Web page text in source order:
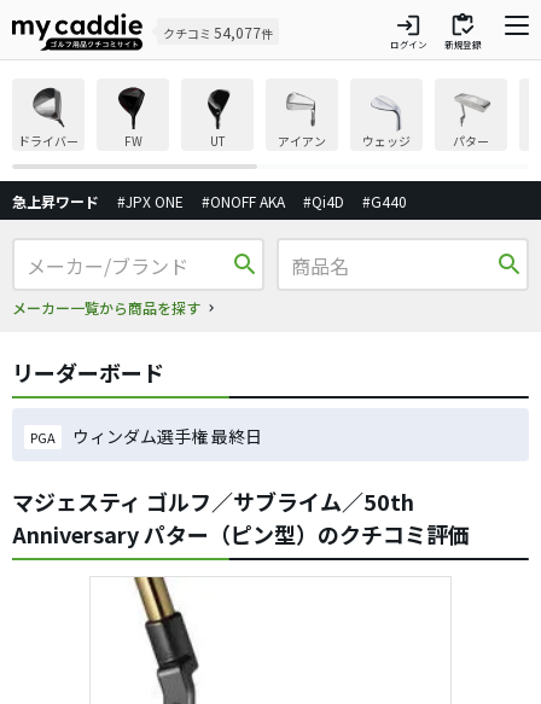
クチコミ 54,077件 login
ログイン
inventory
新規登録
ドライバー FW UT アイアン ウェッジ パター
急上昇ワード #JPX ONE #ONOFF AKA #Qi4D #G440
search
メーカー一覧から商品を探す
search
リーダーボード
PGA ウィンダム選手権 最終日
マジェスティ ゴルフ／サブライム／50th
Anniversary パター（ピン型）のクチコミ評価